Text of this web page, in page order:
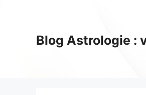
Blog Astrologie :